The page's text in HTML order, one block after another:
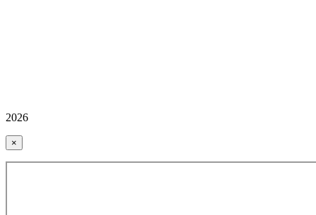
2026
×